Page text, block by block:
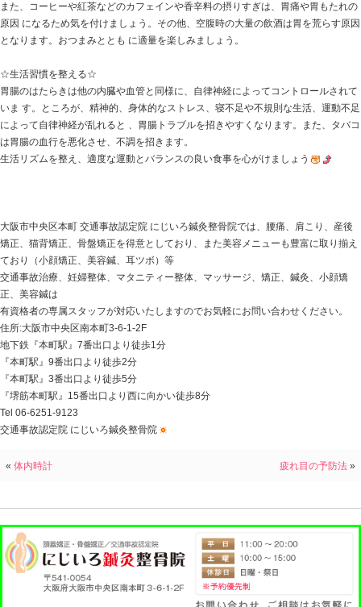
神経系を活性化させる、胃液 や唾液をはじめとする消
まざまな効果が得られます。よく噛んで食べるために は
☆決まった時間に食事をとる☆
一定の時間に食事することで体内のリズムが整い、胃腸
す。 欠食などにより長時間にわたって空腹状態でいる
やすくなります。
☆胃腸にやさしい食材や料理を食べる☆
胃もたれ、胃痛には、胃酸の分泌の抑制や、胃の粘膜の
まれ るキャベツ、セロリ、レタスを食べると良いでし
豊富でスムーズな便通をもた らす、きのこ類やさつまい
その他、だいこん、たまねぎ、魚の白身や豆腐、納豆、
ご、バ ナナなどが胃腸にやさしい消化の良い食材として
脂肪は消化に時間がかかり、胃腸への負担が大きくなり
いものを選びましょう。揚げ物 も控えめに。
また、コーヒーや紅茶などのカフェインや香辛料の摂り
原因 になるため気を付けましょう。その他、空腹時の
となります。おつまみととも に適量を楽しみましょう。